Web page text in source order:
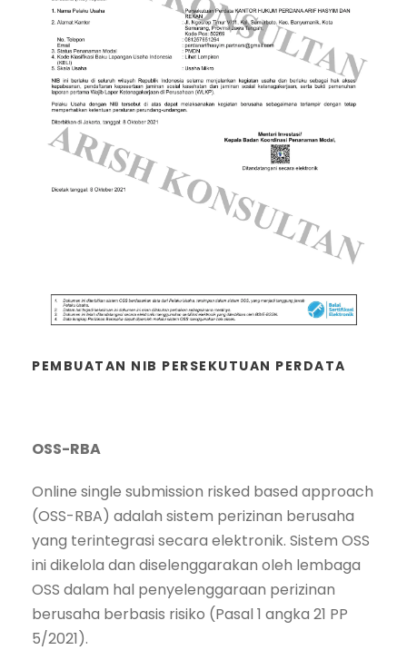
PEMBUATAN NIB PERSEKUTUAN PERDATA
OSS-RBA
Online single submission risked based approach
(OSS-RBA) adalah sistem perizinan berusaha
yang terintegrasi secara elektronik. Sistem OSS
ini dikelola dan diselenggarakan oleh lembaga
OSS dalam hal penyelenggaraan perizinan
berusaha berbasis risiko (Pasal 1 angka 21 PP
5/2021).